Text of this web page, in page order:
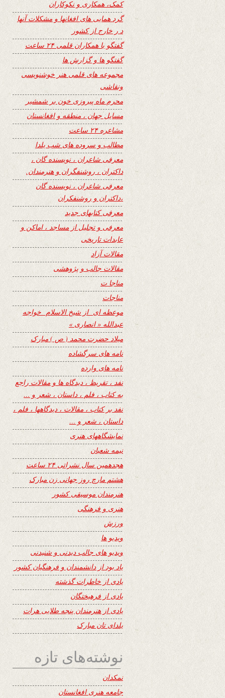
کمک، همکاری و نکوکاران
گرد همایی های افغانها و مشکلات آنها
د ر خارج از کشور
گفتگو با همکاران قلمی ۲۴ ساعت
گفتگو ها و گزارش ها
مجموعه های قلمی هنر خوشنویسی
ونقاشی
محرم ماه پیروزی خون بر شمشیر
مسایل جهان ، منطقه و افغانستان
مشاعره ۲۴ ساعت
مطالب و سروده های شب یلدا
معرفی شاعران ، نویسنده گان ،
داکتران ، روشنفگران و هنرمندان.
معرفی شاعران ، نویسنده گان
،داکتران و روشنفکران
معرفی کتابهای جدید
معرفی و تجلیل از مساجد ، اماکن و
عابدات تاریخی
مقالات آزاد
مقالات جالب و پژوهشی
مناجا ت
مناجات
موعظه ای از شیخ الاسلام خواجه
عبدالله « انصاری »
میلاد حضرت محمد ( ص ) مبارک
نامه های سرگشاده
نامه های وارده
نفد ، تقریظ ، دیدگاه ها و مقالات راجع
به کتاب ، فلم ، داستان ، شعر و …
نفد بر کتاب ، مقالات ، دیدگاهها ، فلم ،
داستان ، شعر و …
نمایشگاههای هنری
نیمه شعبان
هجدهمین سال نشراتی ۲۴ ساعت
هشتم مارچ روز جهانی زن مبارک
هنرمندان موسیقی کشور
هنری و فرهنگی
ورزش
ویدیو ها
ویدیو های جالب دیدنی و شنیدنی
یاد بود از دانشمندان و فرهنگیان کشور
یادی از خاطرات گذشته
یادی از فرهیختگان
یادی از هنرمندان پنجه طلایی هرات
یلدای تان مبارک
نوشته‌های تازه
نمکدان
جامعه هنری افغانستان